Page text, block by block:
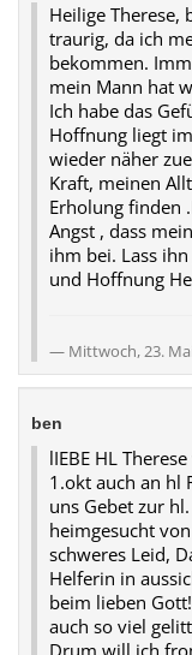
Heilige
traurig, da ich
bekommen.
mein Mann hat
Ich habe das
Hoffnung liegt
wieder näher
Kraft, meinen
Erholung finden
Angst , dass
ihm bei. Lass
und Hoffnung
Mittwoch, 23.
ben
lIEBE HL
1.okt auch an hl
uns Gebet zur
heimgesucht
schweres Leid,
Helferin in
beim lieben
auch so viel
Drum will ich